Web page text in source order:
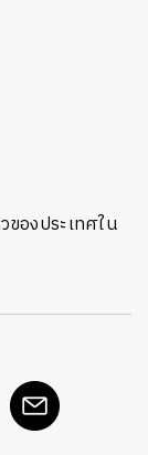
ของประเทศใน